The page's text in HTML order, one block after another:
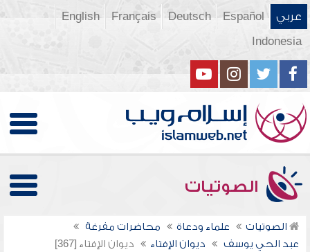
عربي Español
Deutsch
Français
English
Indonesia
الصوتيات
الصوتيات علماء ودعاة
محاضرات مفرغة
عبد الحي يوسف
ديوان الإفتاء ديوان الإفتاء [367]